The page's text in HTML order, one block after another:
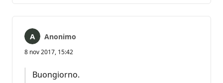
Anonimo
8 nov 2017, 15:42
Buongiorno.